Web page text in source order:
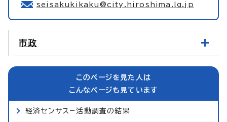
seisakukikaku@city.hiroshima.lg.jp
市政
このページを見た人は
こんなページも見ています
経済センサス−活動調査の結果